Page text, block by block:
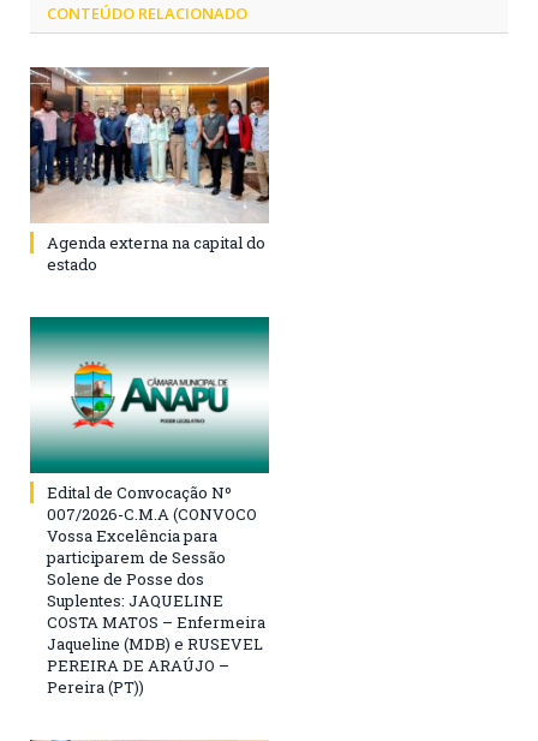
CONTEÚDO RELACIONADO
Agenda externa na capital do
estado
Edital de Convocação Nº
007/2026-C.M.A (CONVOCO
Vossa Excelência para
participarem de Sessão
Solene de Posse dos
Suplentes: JAQUELINE
COSTA MATOS – Enfermeira
Jaqueline (MDB) e RUSEVEL
PEREIRA DE ARAÚJO –
Pereira (PT))